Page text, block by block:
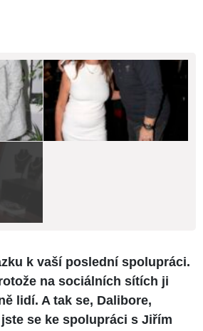
k vaší poslední spolupráci.
na sociálních sítích ji
lidí. A tak se, Dalibore,
se ke spolupráci s Jiřím